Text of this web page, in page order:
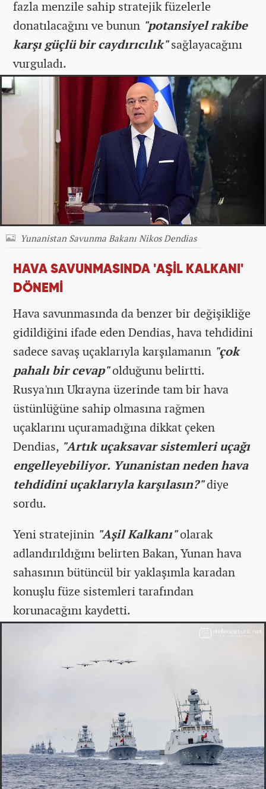
fazla menzile sahip stratejik füzelerle
donatılacağını ve bunun "potansiyel rakibe
karşı güçlü bir caydırıcılık"sağlayacağını
vurguladı.
Yunanistan Savunma Bakanı Nikos Dendias
HAVA SAVUNMASINDA 'AŞİL KALKANI'
DÖNEMİ
Hava savunmasında da benzer bir değişikliğe
gidildiğini ifade eden Dendias, hava tehdidini
sadece savaş uçaklarıyla karşılamanın "çok
pahalı bir cevap"olduğunu belirtti.
Rusya'nın Ukrayna üzerinde tam bir hava
üstünlüğüne sahip olmasına rağmen
uçaklarını uçuramadığına dikkat çeken
Dendias, "Artık uçaksavar sistemleri uçağı
engelleyebiliyor. Yunanistan neden hava
tehdidini uçaklarıyla karşılasın?"diye
sordu.
Yeni stratejinin "Aşil Kalkanı"olarak
adlandırıldığını belirten Bakan, Yunan hava
sahasının bütüncül bir yaklaşımla karadan
konuşlu füze sistemleri tarafından
korunacağını kaydetti.